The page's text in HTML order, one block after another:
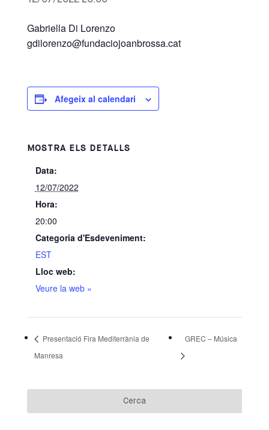
Gabriella Di Lorenzo
gdilorenzo@fundaciojoanbrossa.cat
Afegeix al calendari
MOSTRA ELS DETALLS
Data:
12/07/2022
Hora:
20:00
Categoria d'Esdeveniment:
EST
Lloc web:
Veure la web »
Presentació Fira Mediterrània de
Manresa
GREC – Música